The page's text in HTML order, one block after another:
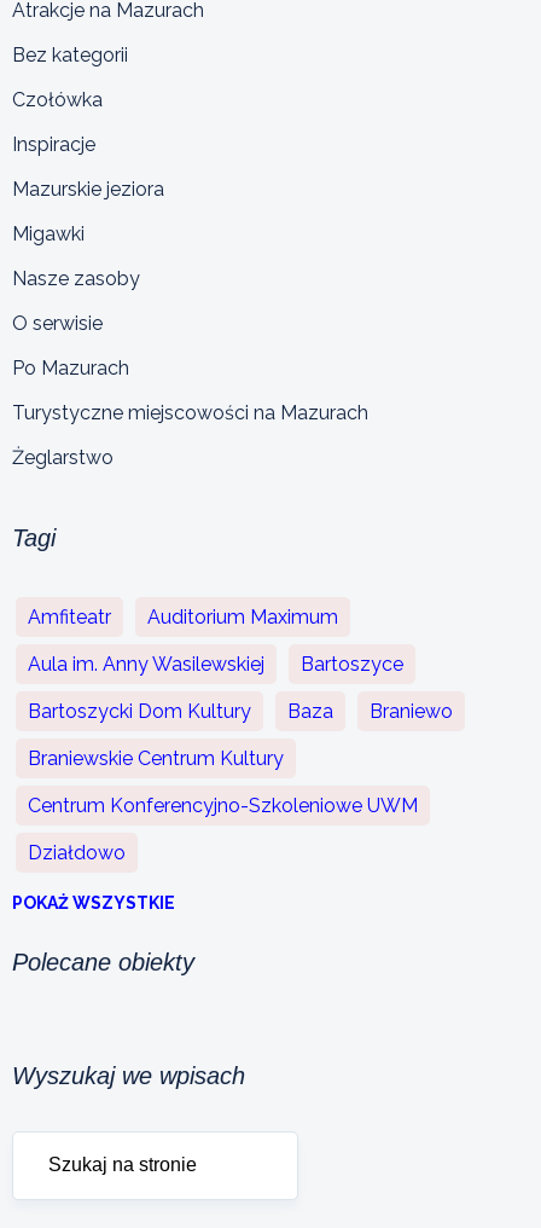
Atrakcje na Mazurach
Bez kategorii
Czołówka
Inspiracje
Mazurskie jeziora
Migawki
Nasze zasoby
O serwisie
Po Mazurach
Turystyczne miejscowości na Mazurach
Żeglarstwo
Tagi
Amfiteatr Auditorium Maximum
Aula im. Anny Wasilewskiej Bartoszyce
Bartoszycki Dom Kultury Baza Braniewo
Braniewskie Centrum Kultury
Centrum Konferencyjno-Szkoleniowe UWM
Działdowo
POKAŻ WSZYSTKIE
Polecane obiekty
Wyszukaj we wpisach